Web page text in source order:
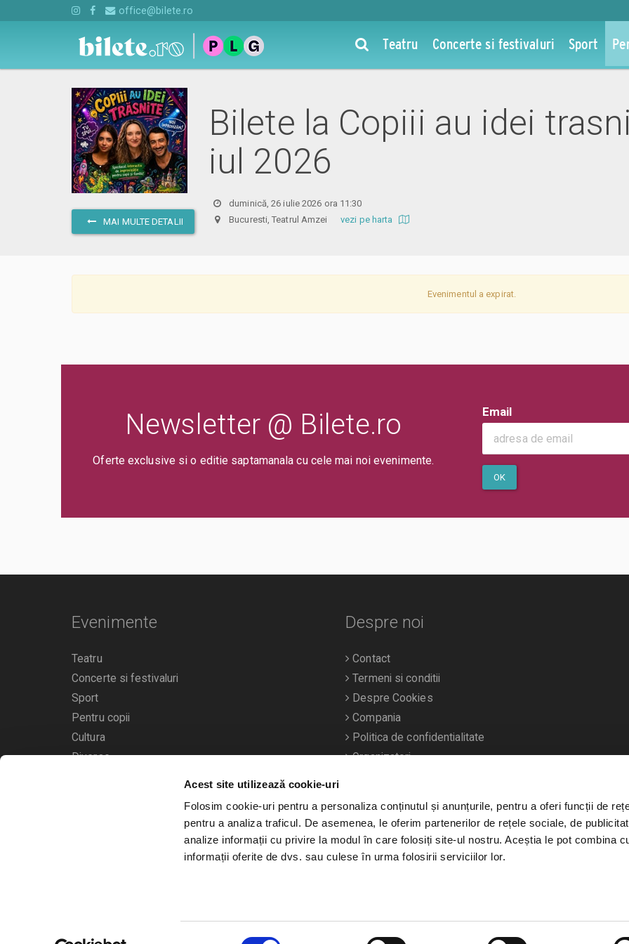
Acest site utilizează cookie-uri
Folosim cookie-uri pentru a personaliza conținutul și anunțurile, pentru a oferi funcții de
pentru a analiza traficul. De asemenea, le oferim partenerilor de rețele sociale, de
analize informații cu privire la modul în care folosiți site-ul nostru. Aceștia le pot combina
informații oferite de dvs. sau culese în urma folosirii serviciilor lor.
office@bilete.ro
Teatru Concerte si festivaluri Sport
MAI MULTE DETALII
Bilete la Copiii au idei
iul 2026
duminică, 26 iulie 2026 ora 11:30
Bucuresti, Teatrul Amzeivezi pe harta
Evenimentul a expirat.
Newsletter @ Bilete.ro
Oferte exclusive si o editie saptamanala cu cele mai noi evenimente.
Email
OK
Evenimente
Teatru
Concerte si festivaluri
Sport
Pentru copii
Cultura
Diverse
Calendarul evenimentelor
Despre noi
Contact
Termeni si conditii
Despre Cookies
Compania
Politica de confidentialitate
Organizatori
Bilete.ro